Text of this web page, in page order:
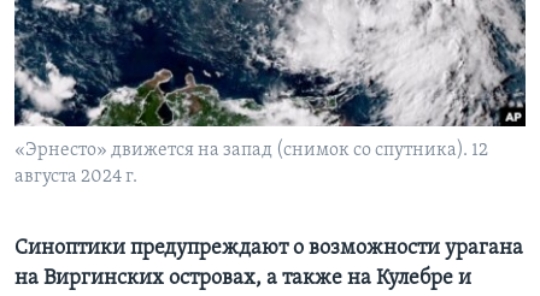
Learning English
СОЦИАЛЬНЫЕ СЕТИ
«Эрнесто» движется на запад (снимок со спутника). 12
августа 2024 г.
Синоптики предупреждают о возможности урагана
на Виргинских островах, а также на Кулебре и